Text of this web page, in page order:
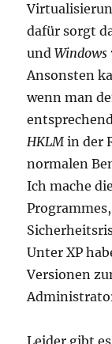
dafür sorgt
undWindows
Ansonsten
wenn man
HKLMin der
normalen
Ich mache
Unter XP
Versionen